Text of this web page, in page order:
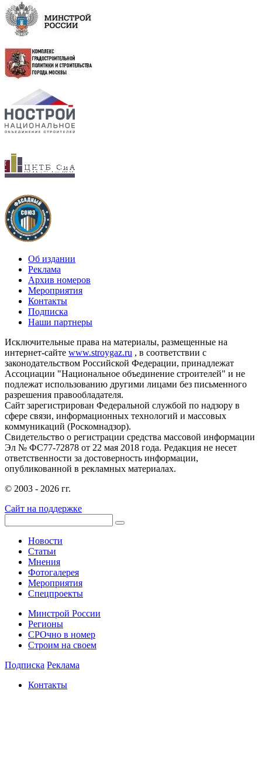
Об издании
Реклама
Архив номеров
Мероприятия
Контакты
Подписка
Наши партнеры
Исключительные права на материалы, размещенные на
интернет-сайте www.stroygaz.ru , в соответствии с
законодательством Российской Федерации, принадлежат
Ассоциации "Национальное объединение строителей" и не
подлежат использованию другими лицами без письменного
разрешения правообладателя.
Сайт зарегистрирован Федеральной службой по надзору в
сфере связи, информационных технологий и массовых
коммуникаций (Роскомнадзор).
Свидетельство о регистрации средства массовой информации
Эл № ФС77-72878 от 22 мая 2018 года. Редакция не несет
ответственности за достоверность информации,
опубликованной в рекламных материалах.
© 2003 - 2026 гг.
Сайт на поддержке
Новости
Статьи
Мнения
Фотогалерея
Мероприятия
Спецпроекты
Минстрой России
Регионы
СРОчно в номер
Строим на своем
Подписка Реклама
Контакты